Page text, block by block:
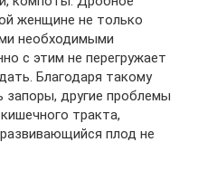
женщине не только
необходимыми
с этим не перегружает
Благодаря такому
другие проблемы
тракта,
плод не